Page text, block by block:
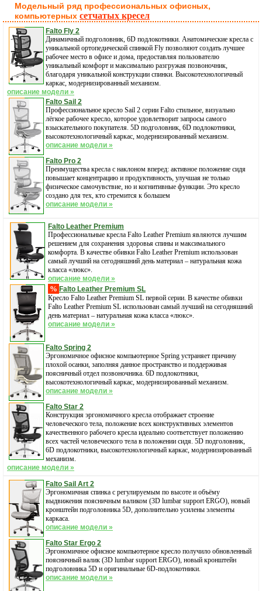
Модельный ряд профессиональных офисных,
компьютерных сетчатых кресел
Falto Fly 2
Динамичный подголовник, 6D подлокотники. Анатомические кресла с
уникальной ортопедической спинкой Fly позволяют создать лучшее
рабочее место в офисе и дома, предоставляя пользователю
уникальный комфорт и максимально разгружая позвоночник,
благодаря уникальной конструкции спинки. Высокотехнологичный
каркас, модернизированный механизм.
описание модели »
Falto Sail 2
Профессиональное кресло Sail 2 серии Falto стильное, визуально
лёгкое рабочее кресло, которое удовлетворит запросы самого
взыскательного покупателя. 5D подголовник, 6D подлокотники,
высокотехнологичный каркас, модернизированный механизм.
описание модели »
Falto Pro 2
Преимущества кресла с наклоном вперед: активное положение сидя
повышает концентрацию и продуктивность, улучшая не только
физическое самочувствие, но и когнитивные функции. Это кресло
создано для тех, кто стремится к большем
описание модели »
Falto Leather Premium
Профессиональные кресла Falto Leather Premium являются лучшим
решением для сохранения здоровья спины и максимального
комфорта. В качестве обивки Falto Leather Premium использован
самый лучший на сегодняшний день материал – натуральная кожа
класса «люкс».
описание модели »
% Falto Leather Premium SL
Кресло Falto Leather Premium SL первой серии. В качестве обивки
Falto Leather Premium SL использован самый лучший на сегодняшний
день материал – натуральная кожа класса «люкс».
описание модели »
Falto Spring 2
Эргономичное офисное компьютерное Spring устраняет причину
плохой осанки, заполняя данное пространство и поддерживая
поясничный отдел позвоночника. 6D подлокотники,
высокотехнологичный каркас, модернизированный механизм.
описание модели »
Falto Star 2
Конструкция эргономичного кресла отображает строение
человеческого тела, положение всех конструктивных элементов
качественного рабочего кресла идеально соответствует положению
всех частей человеческого тела в положении сидя. 5D подголовник,
6D подлокотники, высокотехнологичный каркас, модернизированный
механизм.
описание модели »
Falto Sail Art 2
Эргономичная спинка с регулируемым по высоте и объёму
выдвижения поясничным валиком (3D lumbar support ERGO), новый
кронштейн подголовника 5D, дополнительно усилены элементы
каркаса.
описание модели »
Falto Star Ergo 2
Эргономичное офисное компьютерное кресло получило обновленный
поясничный валик (3D lumbar support ERGO), новый кронштейн
подголовника 5D и оригинальные 6D-подлокотники.
описание модели »